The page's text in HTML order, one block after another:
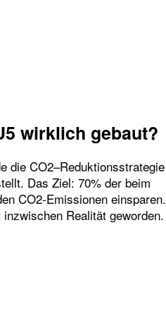
wirklich gebaut?
die CO2–Reduktionsstrategie
Das Ziel: 70% der beim
CO2-Emissionen einsparen.
Realität geworden.